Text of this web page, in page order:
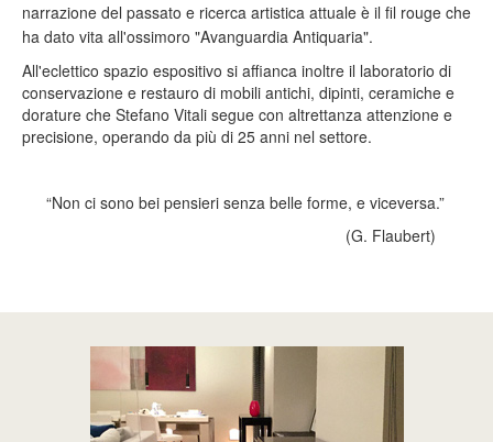
narrazione del passato e ricerca artistica attuale è il fil rouge che
ha dato vita all'ossimoro "Avanguardia Antiquaria".
All'eclettico spazio espositivo si affianca inoltre il laboratorio di
conservazione e restauro di mobili antichi, dipinti, ceramiche e
dorature che Stefano Vitali segue con altrettanza attenzione e
precisione, operando da più di 25 anni nel settore.
“Non ci sono bei pensieri senza belle forme, e viceversa.”
(G. Flaubert)